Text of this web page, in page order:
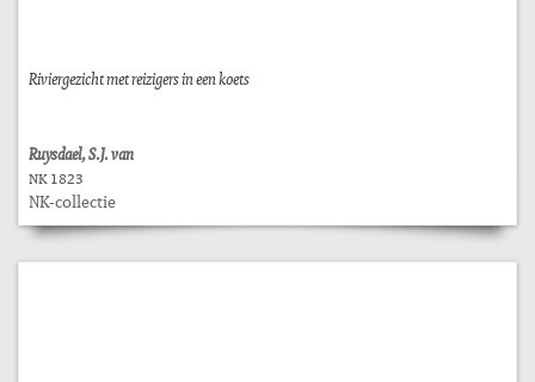
Riviergezicht met reizigers in een koets
Ruysdael, S.J. van
NK 1823
NK-collectie